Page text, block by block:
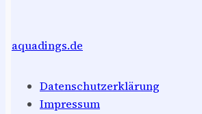
aquadings.de
Datenschutzerklärung
Impressum